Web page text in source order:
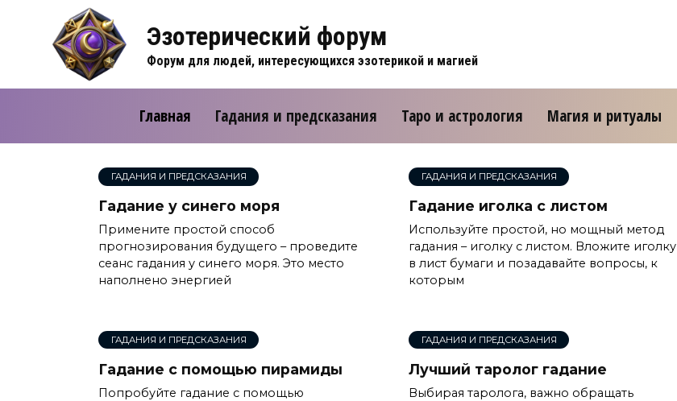
содержанию
Эзотерический форум
Форум для людей, интересующихся эзотерикой и магией
Главная Гадания и предсказания Таро и астрология Магия и ритуалы
ГАДАНИЯ И ПРЕДСКАЗАНИЯ
Гадание у синего моря
Примените простой способ
прогнозирования будущего – проведите
сеанс гадания у синего моря. Это место
наполнено энергией
ГАДАНИЯ И ПРЕДСКАЗАНИЯ
Гадание иголка с листом
Используйте простой, но мощный метод
гадания – иголку с листом. Вложите иголку
в лист бумаги и позадавайте вопросы, к
которым
ГАДАНИЯ И ПРЕДСКАЗАНИЯ
Гадание с помощью пирамиды
Попробуйте гадание с помощью
ГАДАНИЯ И ПРЕДСКАЗАНИЯ
Лучший таролог гадание
Выбирая таролога, важно обращать